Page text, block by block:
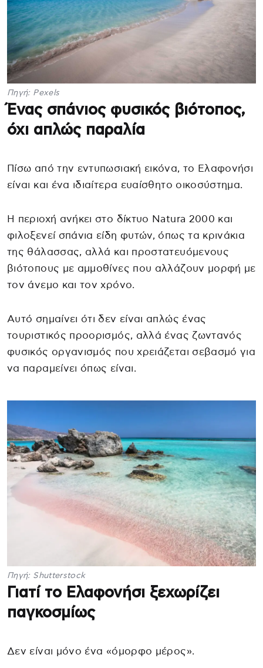
Πηγή: Pexels
Ένας σπάνιος φυσικός βιότοπος,
όχι απλώς παραλία
Πίσω από την εντυπωσιακή εικόνα, το Ελαφονήσι
είναι και ένα ιδιαίτερα ευαίσθητο οικοσύστημα.
Η περιοχή ανήκει στο δίκτυο Natura 2000 και
φιλοξενεί σπάνια είδη φυτών, όπως τα κρινάκια
της θάλασσας, αλλά και προστατευόμενους
βιότοπους με αμμοθίνες που αλλάζουν μορφή με
τον άνεμο και τον χρόνο.
Αυτό σημαίνει ότι δεν είναι απλώς ένας
τουριστικός προορισμός, αλλά ένας ζωντανός
φυσικός οργανισμός που χρειάζεται σεβασμό για
να παραμείνει όπως είναι.
Πηγή: Shutterstock
Γιατί το Ελαφονήσι ξεχωρίζει
παγκοσμίως
Δεν είναι μόνο ένα «όμορφο μέρος».